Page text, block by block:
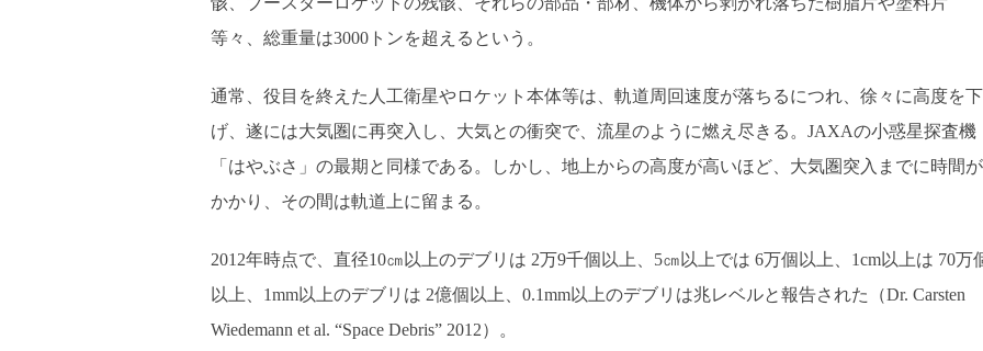
等々、総重量は3000トンを超えるという。
通常、役目を終えた人工衛星やロケット本体等は、軌道周回速度が落ちるにつれ、徐々に高度を下
げ、遂には大気圏に再突入し、大気との衝突で、流星のように燃え尽きる。JAXAの小惑星探査機
「はやぶさ」の最期と同様である。しかし、地上からの高度が高いほど、大気圏突入までに時間が
かかり、その間は軌道上に留まる。
2012年時点で、直径10㎝以上のデブリは 2万9千個以上、5㎝以上では 6万個以上、1cm以上は 70万
以上、1mm以上のデブリは 2億個以上、0.1mm以上のデブリは兆レベルと報告された（Dr. Carsten
Wiedemann et al. “Space Debris” 2012）。